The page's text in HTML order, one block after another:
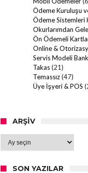
Ödeme Kuruluşu
Ödeme Sistemleri
Okurlarımdan
Ön Ödemeli
Online &
Servis Modeli
Takas(21)
Temassız(47)
Üye İşyeri & POS
ARŞIV
SON YAZILAR